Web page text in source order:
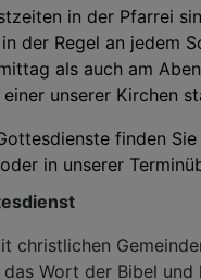
in der Pfarrei
der Regel an jedem
als auch am
unserer Kirchen
finden
oder in unserer
christlichen
Wort der Bibel und